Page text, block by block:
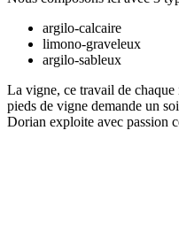
argilo-calcaire
limono-graveleux
argilo-sableux
La vigne, ce travail de
pieds de vigne demande un
Dorian exploite avec passion